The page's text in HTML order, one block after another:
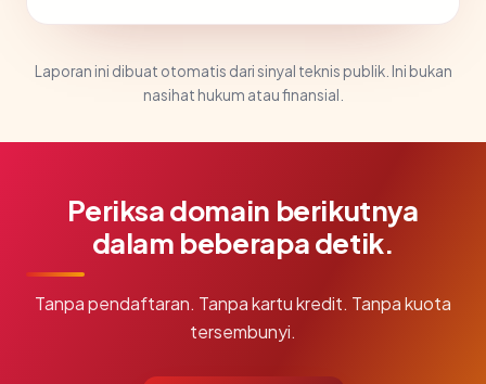
Laporan ini dibuat otomatis dari sinyal teknis publik. Ini bukan
nasihat hukum atau finansial.
Periksa domain berikutnya
dalam beberapa detik.
Tanpa pendaftaran. Tanpa kartu kredit. Tanpa kuota
tersembunyi.